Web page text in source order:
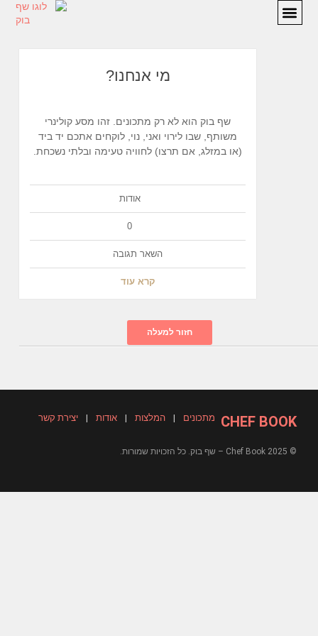
מי אנחנו?
שף בוק הוא לא רק מתכונים. זהו מסע קולינרי
משותף, שבו לירוי ואני, נוי, לוקחים אתכם יד ביד
(או במזלג, אם תרצו) לחוויה טעימה ובלתי נשכחת.
אודות
0
השאר תגובה
קרא עוד
חזור למעלה
CHEF BOOK מתכונים | המלצות | אודות | יצירת קשר
© 2025 Chef Book – שף בוק. כל הזכויות שמורות.